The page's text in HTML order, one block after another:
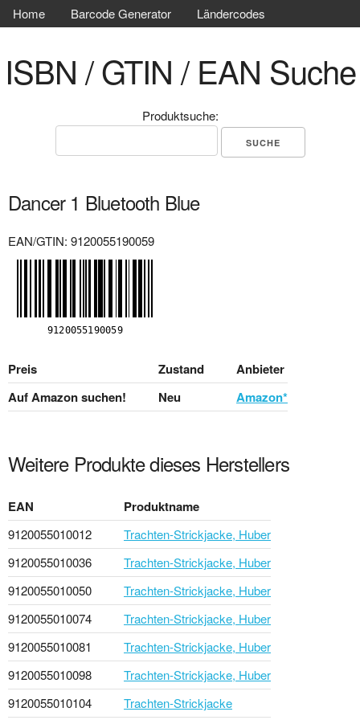
Home Barcode Generator Ländercodes
ISBN / GTIN / EAN Suche
Produktsuche:
Dancer 1 Bluetooth Blue
EAN/GTIN: 9120055190059
Preis Zustand
Anbieter
Auf Amazon suchen!
Neu Amazon*
Weitere Produkte dieses Herstellers
EAN Produktname
9120055010012
Trachten-Strickjacke, Huber
9120055010036
Trachten-Strickjacke, Huber
9120055010050
Trachten-Strickjacke, Huber
9120055010074
Trachten-Strickjacke, Huber
9120055010081
Trachten-Strickjacke, Huber
9120055010098
Trachten-Strickjacke, Huber
9120055010104
Trachten-Strickjacke